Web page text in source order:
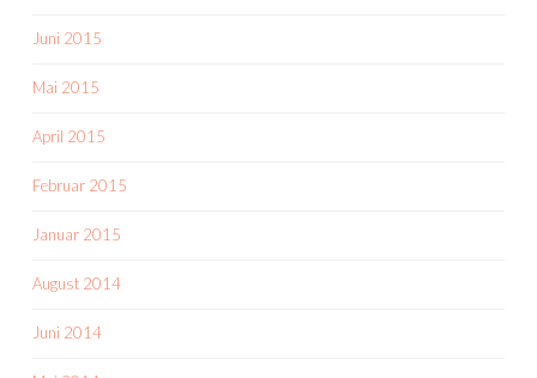
Juni 2015
Mai 2015
April 2015
Februar 2015
Januar 2015
August 2014
Juni 2014